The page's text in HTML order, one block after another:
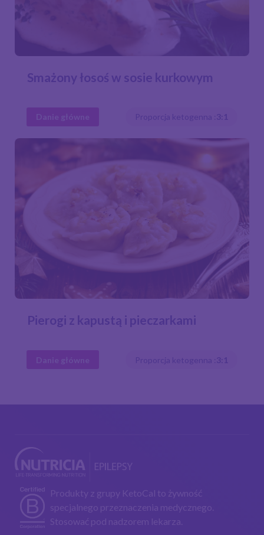
Smażony łosoś w sosie kurkowym
Danie główne Proporcja ketogenna : 3:1
Pierogi z kapustą i pieczarkami
Danie główne Proporcja ketogenna : 3:1
Produkty z grupy KetoCal to żywność
specjalnego przeznaczenia medycznego.
Stosować pod nadzorem lekarza.